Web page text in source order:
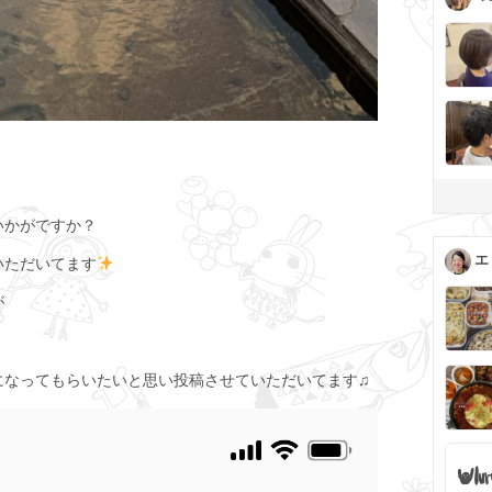
がですか？
だいてます
ってもらいたいと思い投稿させていただいてます♫